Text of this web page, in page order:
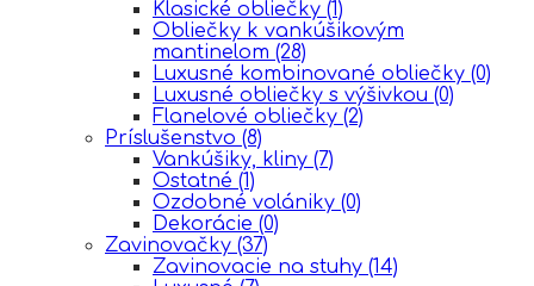
Klasické obliečky (1)
Obliečky k vankúšikovým
mantinelom (28)
Luxusné kombinované obliečky (0)
Luxusné obliečky s výšivkou (0)
Flanelové obliečky (2)
Príslušenstvo (8)
Vankúšiky, kliny (7)
Ostatné (1)
Ozdobné volániky (0)
Dekorácie (0)
Zavinovačky (37)
Zavinovacie na stuhy (14)